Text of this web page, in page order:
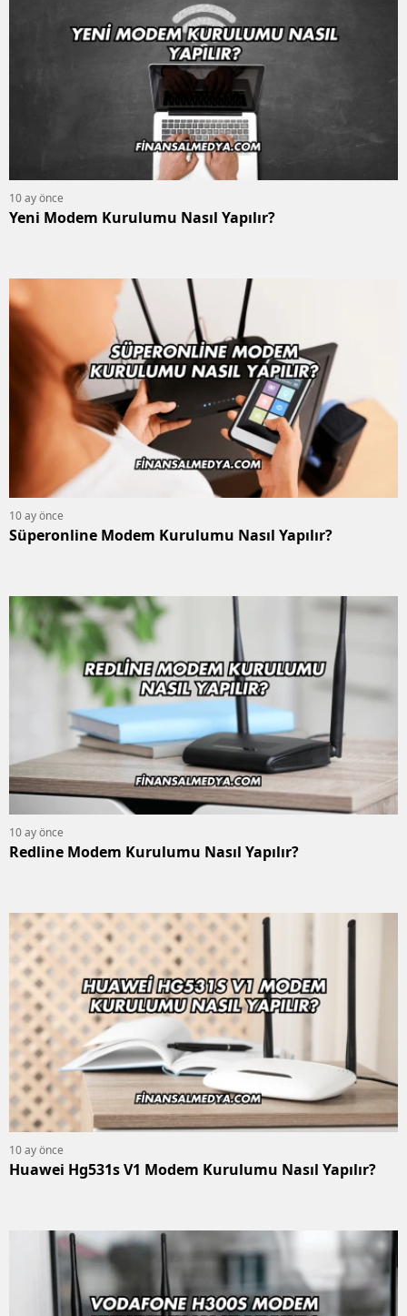
10 ay önce
Yeni Modem Kurulumu Nasıl Yapılır?
10 ay önce
Süperonline Modem Kurulumu Nasıl Yapılır?
10 ay önce
Redline Modem Kurulumu Nasıl Yapılır?
10 ay önce
Huawei Hg531s V1 Modem Kurulumu Nasıl Yapılır?